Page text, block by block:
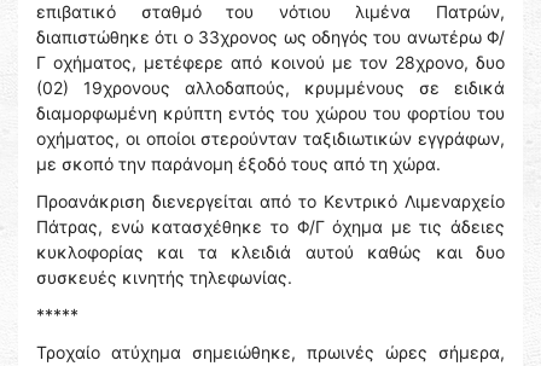
επιβατικό σταθμό του νότιου λιμένα Πατρών,
διαπιστώθηκε ότι ο 33χρονος ως οδηγός του ανωτέρω Φ/
Γ οχήματος, μετέφερε από κοινού με τον 28χρονο, δυο
(02) 19χρονους αλλοδαπούς, κρυμμένους σε ειδικά
διαμορφωμένη κρύπτη εντός του χώρου του φορτίου του
οχήματος, οι οποίοι στερούνταν ταξιδιωτικών εγγράφων,
με σκοπό την παράνομη έξοδό τους από τη χώρα.
Προανάκριση διενεργείται από το Κεντρικό Λιμεναρχείο
Πάτρας, ενώ κατασχέθηκε το Φ/Γ όχημα με τις άδειες
κυκλοφορίας και τα κλειδιά αυτού καθώς και δυο
συσκευές κινητής τηλεφωνίας.
*****
Τροχαίο ατύχημα σημειώθηκε, πρωινές ώρες σήμερα,